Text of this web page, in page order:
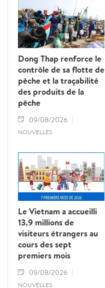
Dong Thap renforce le
contrôle de sa flotte de
pêche et la traçabilité
des produits de la
pêche
09/08/2026
NOUVELLES
Le Vietnam a accueilli
13,9 millions de
visiteurs étrangers au
cours des sept
premiers mois
09/08/2026
NOUVELLES